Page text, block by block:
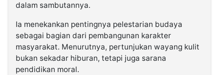
dalam sambutannya.
Ia menekankan pentingnya pelestarian budaya
sebagai bagian dari pembangunan karakter
masyarakat. Menurutnya, pertunjukan wayang kulit
bukan sekadar hiburan, tetapi juga sarana
pendidikan moral.